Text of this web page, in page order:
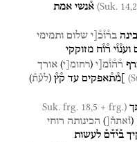
א֯נשי אמת
בינה בר֯ו֯כ֯[י שלום ותמימי
וענ֯ו֯י ר֯ו֯ח מזוקקי
ר֯ה֯ו֯מ[י (רחומ[י) אורך
]מ֯ת֯אפקים עד ק֯ץ֯ (לע֯ת֯)
(Suk. frg. 18,5 + frg.
(ו֯אתה֯[ ) הכינותה רוחי
ב֯י֯ד֯ם֯ לעשות